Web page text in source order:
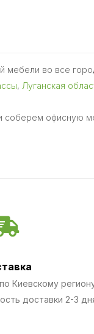
мебели во все
, Луганская
соберем офисную
Киевскому
доставки 2-3